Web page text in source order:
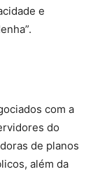
e
com a
do
de planos
além da